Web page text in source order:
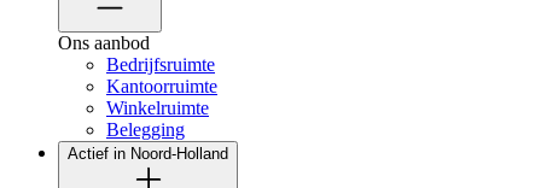
Ons aanbod
Bedrijfsruimte
Kantoorruimte
Winkelruimte
Belegging
Actief in Noord-Holland